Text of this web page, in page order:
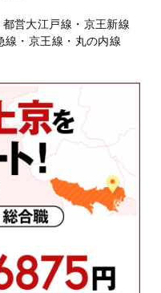
都営大江戸線・京王新線
線・京王線・丸の内線